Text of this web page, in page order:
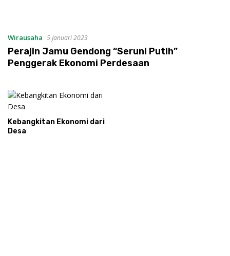
Wirausaha 5 Januari 2023
Perajin Jamu Gendong “Seruni Putih”
Penggerak Ekonomi Perdesaan
Kebangkitan Ekonomi dari
Desa